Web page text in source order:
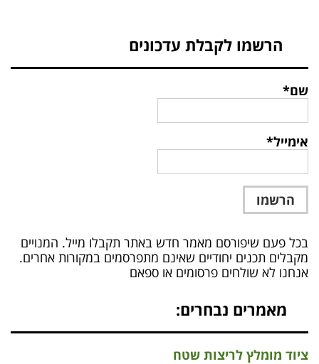
הרשמו לקבלת עדכונים
שם*
אימייל*
בכל פעם שיפורסם מאמר חדש באתר תקבלו מייל. המנויים
מקבלים תכנים יחודיים שאינם מתפרסמים במקורות אחרים.
אנחנו לא שולחים פרסומים או ספאם
מאמרים נבחרים:
ציוד מומלץ לריצות שטח